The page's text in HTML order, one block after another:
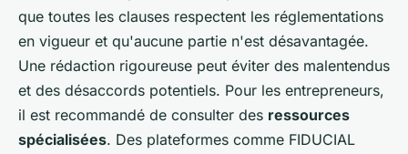
que toutes les clauses respectent les réglementations
en vigueur et qu'aucune partie n'est désavantagée.
Une rédaction rigoureuse peut éviter des malentendus
et des désaccords potentiels. Pour les entrepreneurs,
il est recommandé de consulter des ressources
spécialisées. Des plateformes comme FIDUCIAL